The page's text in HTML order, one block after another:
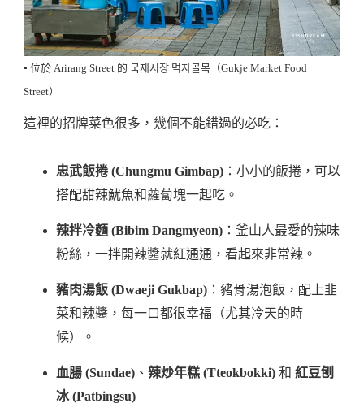
▪️ 位於 Arirang Street 的 국제시장 먹자골목（Gukje Market Food
Street）
這裡的招牌菜色很多，幾個不能錯過的必吃：
忠武飯捲 (Chungmu Gimbap) ：小小的飯捲，可以
搭配甜辣魷魚和蘿蔔塊一起吃。
辣拌冷麵 (Bibim Dangmyeon) ：釜山人最愛的辣味
粉絲，一拌開辣醬就紅通通，看起來非常辣。
豬肉湯飯 (Dwaeji Gukbap) ：豬骨湯泡飯，配上韭
菜和辣醬，每一口都很幸福（尤其冷天的時
候）。
血腸 (Sundae) 、 辣炒年糕 (Tteokbokki) 和 紅豆刨
冰 (Patbingsu)